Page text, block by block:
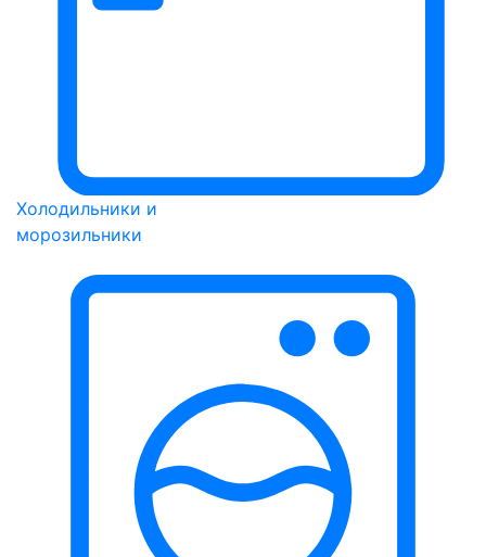
Холодильники и
морозильники